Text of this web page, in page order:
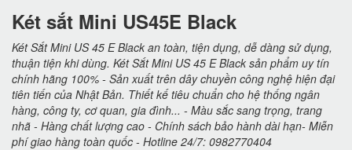
Két sắt Mini US45E Black
Két Sắt Mini US 45 E Black an toàn, tiện dụng, dễ dàng sử dụng,
thuận tiện khi dùng. Két Sắt Mini US 45 E Black sản phẩm uy tín
chính hãng 100% - Sản xuất trên dây chuyền công nghệ hiện đại
tiên tiến của Nhật Bản. Thiết kế tiêu chuẩn cho hệ thống ngân
hàng, công ty, cơ quan, gia đình... - Màu sắc sang trọng, trang
nhã - Hàng chất lượng cao - Chính sách bảo hành dài hạn- Miễn
phí giao hàng toàn quốc - Hotline 24/7: 0982770404